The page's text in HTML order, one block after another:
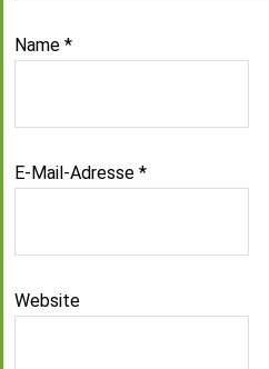
Name *
E-Mail-Adresse *
Website